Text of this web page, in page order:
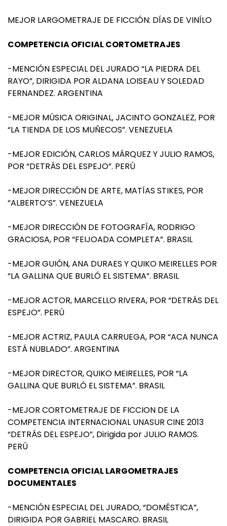
MEJOR LARGOMETRAJE DE FICCIÓN: DÍAS DE VINÍLO
COMPETENCIA OFICIAL CORTOMETRAJES
-MENCIÓN ESPECIAL DEL JURADO “LA PIEDRA DEL
RAYO”, DIRIGIDA POR ALDANA LOISEAU Y SOLEDAD
FERNANDEZ. ARGENTINA
-MEJOR MÚSICA ORIGINAL, JACINTO GONZALEZ, POR
“LA TIENDA DE LOS MUÑECOS”. VENEZUELA
-MEJOR EDICIÓN, CARLOS MÁRQUEZ Y JULIO RAMOS,
POR “DETRÁS DEL ESPEJO”. PERÚ
-MEJOR DIRECCIÓN DE ARTE, MATÍAS STIKES, POR
“ALBERTO’S”. VENEZUELA
-MEJOR DIRECCIÓN DE FOTOGRAFÍA, RODRIGO
GRACIOSA, POR “FEIJOADA COMPLETA”. BRASIL
-MEJOR GUIÓN, ANA DURAES Y QUIKO MEIRELLES POR
“LA GALLINA QUE BURLÓ EL SISTEMA”. BRASIL
-MEJOR ACTOR, MARCELLO RIVERA, POR “DETRÁS DEL
ESPEJO”. PERÚ
-MEJOR ACTRIZ, PAULA CARRUEGA, POR “ACA NUNCA
ESTÁ NUBLADO”. ARGENTINA
-MEJOR DIRECTOR, QUIKO MEIRELLES, POR “LA
GALLINA QUE BURLÓ EL SISTEMA”. BRASIL
-MEJOR CORTOMETRAJE DE FICCION DE LA
COMPETENCIA INTERNACIONAL UNASUR CINE 2013
“DETRÁS DEL ESPEJO”, Dirigida por JULIO RAMOS.
PERÚ
COMPETENCIA OFICIAL LARGOMETRAJES
DOCUMENTALES
-MENCIÓN ESPECIAL DEL JURADO, “DOMÉSTICA”,
DIRIGIDA POR GABRIEL MASCARO. BRASIL